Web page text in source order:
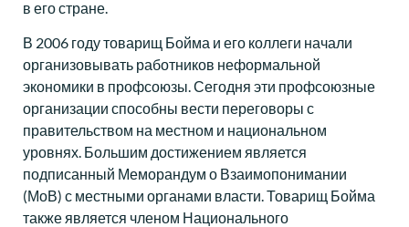
в его стране.
В 2006 году товарищ Бойма и его коллеги начали
организовывать работников неформальной
экономики в профсоюзы. Сегодня эти профсоюзные
организации способны вести переговоры с
правительством на местном и национальном
уровнях. Большим достижением является
подписанный Меморандум о Взаимопонимании
(МоВ) с местными органами власти. Товарищ Бойма
также является членом Национального